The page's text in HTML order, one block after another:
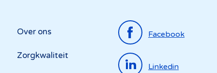
Top
menu
Over ons
Zorgkwaliteit
Facebook
Linkedin